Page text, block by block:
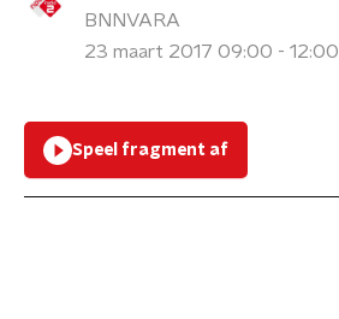
BNNVARA
23 maart 2017 09:00 - 12:00
Speel fragment af